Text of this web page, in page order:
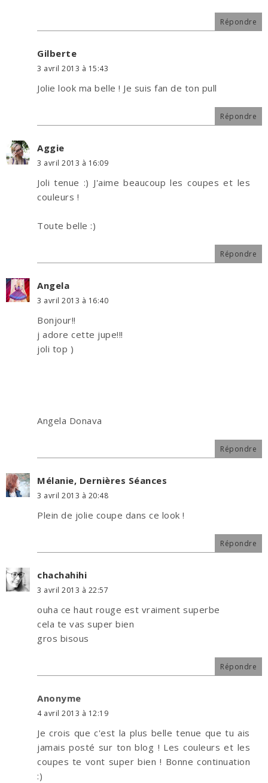
Répondre
Gilberte
3 avril 2013 à 15:43
Jolie look ma belle ! Je suis fan de ton pull
Répondre
Aggie
3 avril 2013 à 16:09
Joli tenue :) J'aime beaucoup les coupes et les
couleurs !
Toute belle :)
Répondre
Angela
3 avril 2013 à 16:40
Bonjour!!
j adore cette jupe!!!
joli top )
Angela Donava
Répondre
Mélanie, Dernières Séances
3 avril 2013 à 20:48
Plein de jolie coupe dans ce look !
Répondre
chachahihi
3 avril 2013 à 22:57
ouha ce haut rouge est vraiment superbe
cela te vas super bien
gros bisous
Répondre
Anonyme
4 avril 2013 à 12:19
Je crois que c'est la plus belle tenue que tu ais
jamais posté sur ton blog ! Les couleurs et les
coupes te vont super bien ! Bonne continuation
:)